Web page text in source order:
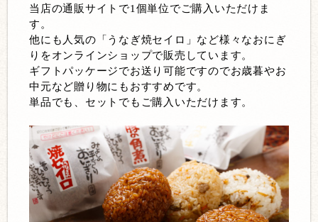
当店の通販サイトで1個単位でご購入いただけま
す。
他にも人気の「うなぎ焼セイロ」など様々なおにぎ
りをオンラインショップで販売しています。
ギフトパッケージでお送り可能ですのでお歳暮やお
中元など贈り物にもおすすめです。
単品でも、セットでもご購入いただけます。